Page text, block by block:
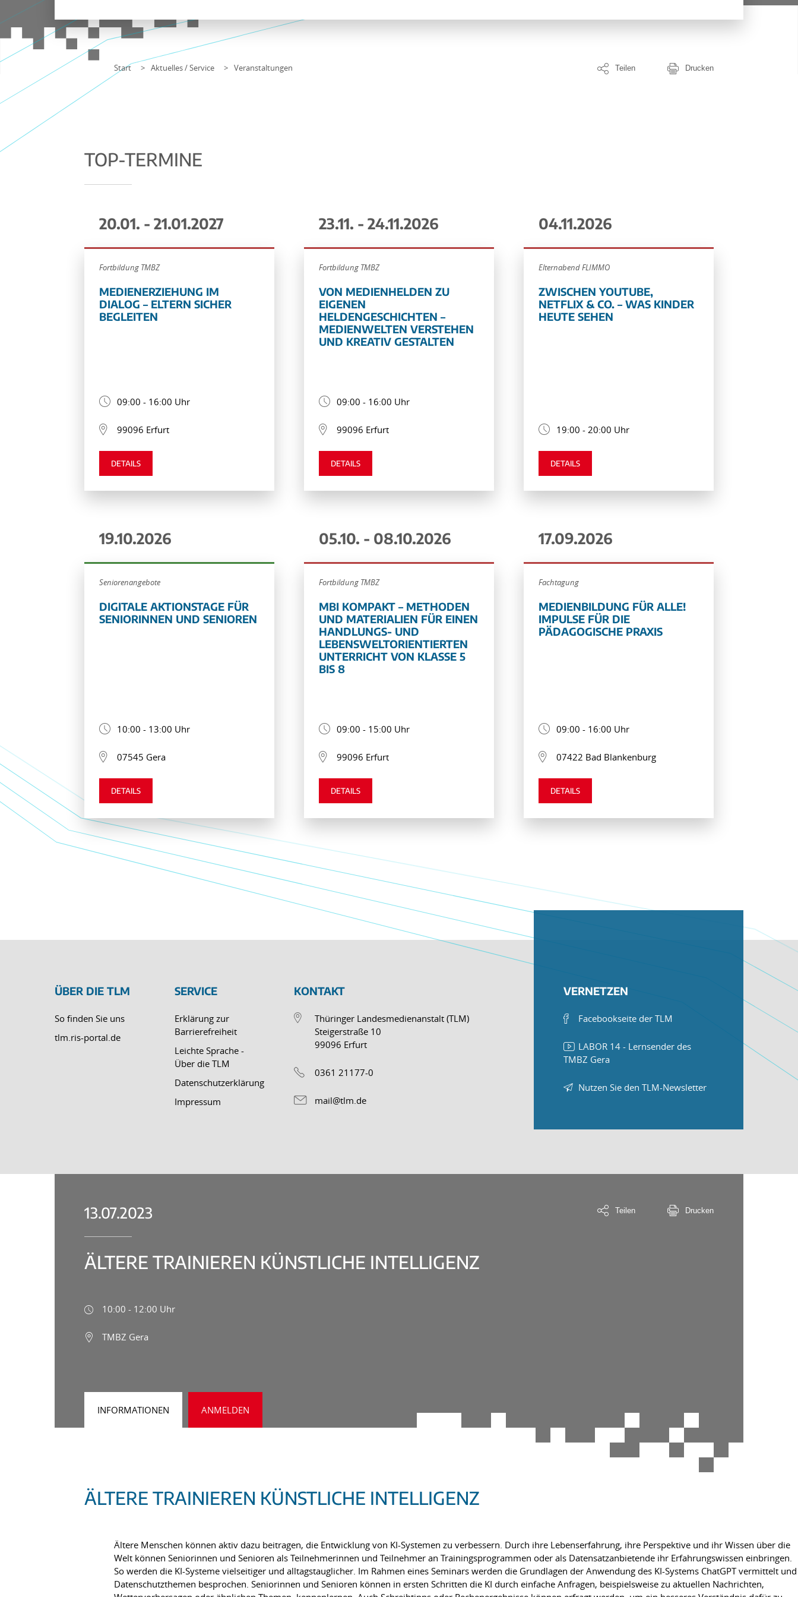
Start Aktuelles / Service Veranstaltungen Teilen Drucken
TOP-TERMINE
20.01. - 21.01.2027
Fortbildung TMBZ
MEDIENERZIEHUNG IM
DIALOG – ELTERN SICHER
BEGLEITEN
09:00 - 16:00 Uhr
99096 Erfurt
DETAILS
23.11. - 24.11.2026
Fortbildung TMBZ
VON MEDIENHELDEN ZU
EIGENEN
HELDENGESCHICHTEN –
MEDIENWELTEN VERSTEHEN
UND KREATIV GESTALTEN
09:00 - 16:00 Uhr
99096 Erfurt
DETAILS
04.11.2026
Elternabend FLIMMO
ZWISCHEN YOUTUBE,
NETFLIX & CO. – WAS KINDER
HEUTE SEHEN
19:00 - 20:00 Uhr
DETAILS
19.10.2026
Seniorenangebote
DIGITALE AKTIONSTAGE FÜR
SENIORINNEN UND SENIOREN
10:00 - 13:00 Uhr
07545 Gera
DETAILS
05.10. - 08.10.2026
Fortbildung TMBZ
MBI KOMPAKT – METHODEN
UND MATERIALIEN FÜR EINEN
HANDLUNGS- UND
LEBENSWELTORIENTIERTEN
UNTERRICHT VON KLASSE 5
BIS 8
09:00 - 15:00 Uhr
99096 Erfurt
DETAILS
17.09.2026
Fachtagung
MEDIENBILDUNG FÜR ALLE!
IMPULSE FÜR DIE
PÄDAGOGISCHE PRAXIS
09:00 - 16:00 Uhr
07422 Bad Blankenburg
DETAILS
ÜBER DIE TLM
So finden Sie uns
tlm.ris-portal.de
SERVICE
Erklärung zur
Barrierefreiheit
Leichte Sprache -
Über die TLM
Datenschutzerklärung
Impressum
KONTAKT
Thüringer Landesmedienanstalt (TLM)
Steigerstraße 10
99096 Erfurt
0361 21177-0
mail@tlm.de
VERNETZEN
Facebookseite der TLM
LABOR 14 - Lernsender des
TMBZ Gera
Nutzen Sie den TLM-Newsletter
13.07.2023 Teilen Drucken
ÄLTERE TRAINIEREN KÜNSTLICHE INTELLIGENZ
10:00 - 12:00 Uhr
TMBZ Gera
INFORMATIONEN ANMELDEN
ÄLTERE TRAINIEREN KÜNSTLICHE INTELLIGENZ
Ältere Menschen können aktiv dazu beitragen, die Entwicklung von KI-Systemen zu verbessern. Durch ihre Lebenserfahrung, ihre Perspektive und ihr Wissen über die
Welt können Seniorinnen und Senioren als Teilnehmerinnen und Teilnehmer an Trainingsprogrammen oder als Datensatzanbietende ihr Erfahrungswissen einbringen.
So werden die KI-Systeme vielseitiger und alltagstauglicher. Im Rahmen eines Seminars werden die Grundlagen der Anwendung des KI-Systems ChatGPT vermittelt und
Datenschutzthemen besprochen. Seniorinnen und Senioren können in ersten Schritten die KI durch einfache Anfragen, beispielsweise zu aktuellen Nachrichten,